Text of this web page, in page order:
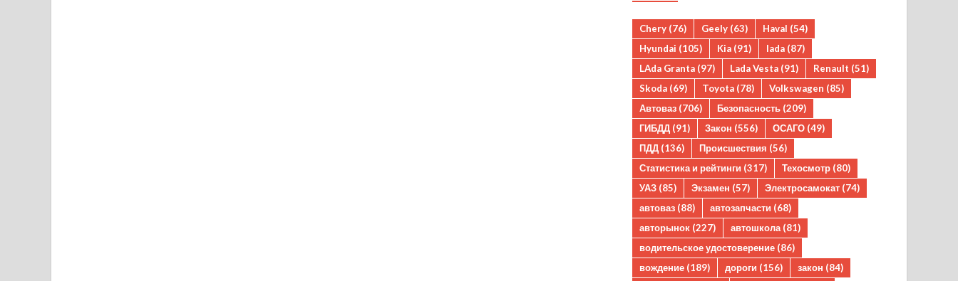
Chery (76) Geely (63) Haval (54)
Hyundai (105) Kia (91) lada (87)
LAda Granta (97) Lada Vesta (91) Renault (51)
Skoda (69) Toyota (78) Volkswagen (85)
Автоваз (706) Безопасность (209)
ГИБДД (91) Закон (556) ОСАГО (49)
ПДД (136) Происшествия (56)
Статистика и рейтинги (317) Техосмотр (80)
УАЗ (85) Экзамен (57) Электросамокат (74)
автоваз (88) автозапчасти (68)
авторынок (227) автошкола (81)
водительское удостоверение (86)
вождение (189) дороги (156) закон (84)